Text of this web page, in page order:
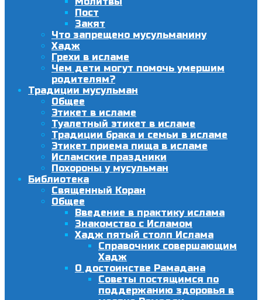
Пост
Закят
Что запрещено мусульманину
Хадж
Грехи в исламе
Чем дети могут помочь умершим
родителям?
Традиции мусульман
Общее
Этикет в исламе
Туалетный этикет в исламе
Традиции брака и семьи в исламе
Этикет приема пища в исламе
Исламские праздники
Похороны у мусульман
Библиотека
Священный Коран
Общее
Введение в практику ислама
Знакомство с Исламом
Хадж пятый столп Ислама
Справочник совершающим
Хадж
О достоинстве Рамадана
Советы постящимся по
поддержанию здоровья в